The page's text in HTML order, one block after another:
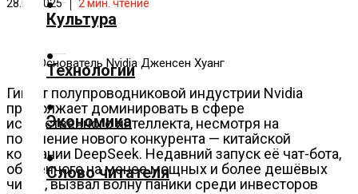
Общество
Политика
Спорт
Культура
Технологии
Культура
Технологии
Экономика
Слово читателя
28.02.2025 2 мин. чтение
Основатель Nvidia Дженсен Хуанг
Гигант полупроводниковой индустрии Nvidia
продолжает доминировать в сфере
искусственного интеллекта, несмотря на
появление нового конкурента — китайской
компании DeepSeek. Недавний запуск её чат-бота,
обученного на менее мощных и более дешёвых
чипах, вызвал волну паники среди инвесторов